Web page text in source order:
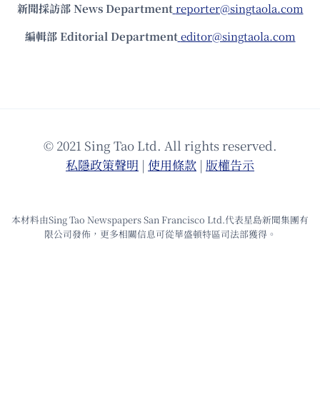
新聞採訪部 News Department reporter@singtaola.com
編輯部 Editorial Department editor@singtaola.com
© 2021 Sing Tao Ltd. All rights reserved.
私隱政策聲明 | 使⽤條款 | 版權告⽰
本材料由Sing Tao Newspapers San Francisco Ltd.代表星島新聞集團有
限公司發佈，更多相關信息可從華盛頓特區司法部獲得。